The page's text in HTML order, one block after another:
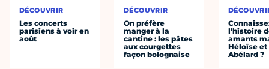
DÉCOUVRIR
Les concerts
parisiens à voir en
août
DÉCOUVRIR
On préfère
manger à la
cantine : les pâtes
aux courgettes
façon bolognaise
l’histoire
amants
Héloïse et
Abélard ?